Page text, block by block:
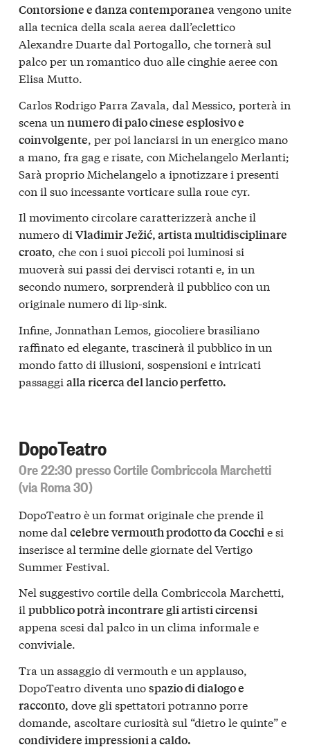
Contorsione e danza contemporaneavengono unite
alla tecnica della scala aerea dall’eclettico
Alexandre Duarte dal Portogallo, che tornerà sul
palco per un romantico duo alle cinghie aeree con
Elisa Mutto.
Carlos Rodrigo Parra Zavala, dal Messico, porterà in
scena un numero di palo cinese esplosivo e
coinvolgente, per poi lanciarsi in un energico mano
a mano, fra gag e risate, con Michelangelo Merlanti;
Sarà proprio Michelangelo a ipnotizzare i presenti
con il suo incessante vorticare sulla roue cyr.
Il movimento circolare caratterizzerà anche il
numero di Vladimir Ježić, artista multidisciplinare
croato, che con i suoi piccoli poi luminosi si
muoverà sui passi dei dervisci rotanti e, in un
secondo numero, sorprenderà il pubblico con un
originale numero di lip-sink.
Infine, Jonnathan Lemos, giocoliere brasiliano
raffinato ed elegante, trascinerà il pubblico in un
mondo fatto di illusioni, sospensioni e intricati
passaggi alla ricerca del lancio perfetto.
DopoTeatro
Ore 22:30 presso Cortile Combriccola Marchetti
(via Roma 30)
DopoTeatro è un format originale che prende il
nome dal celebre vermouth prodotto da Cocchie si
inserisce al termine delle giornate del Vertigo
Summer Festival.
Nel suggestivo cortile della Combriccola Marchetti,
il pubblico potrà incontrare gli artisti circensi
appena scesi dal palco in un clima informale e
conviviale.
Tra un assaggio di vermouth e un applauso,
DopoTeatro diventa unospazio di dialogo e
racconto, dove gli spettatori potranno porre
domande, ascoltare curiosità sul “dietro le quinte” e
condividere impressioni a caldo.